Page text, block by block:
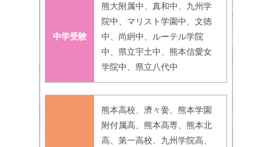
中学受験
熊大附属中、真和中、九州学
院中、マリスト学園中、文徳
中、尚絅中、ルーテル学院
中、県立宇土中、熊本信愛女
学院中、県立八代中
熊本高校、濟々黌、熊本学園
附付属高、熊本高専、熊本北
高、第一高校、九州学院高、